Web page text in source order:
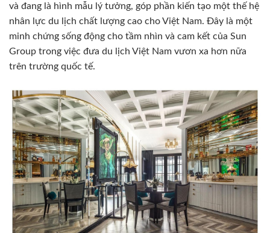
và đang là hình mẫu lý tưởng, góp phần kiến tạo một thế hệ
nhân lực du lịch chất lượng cao cho Việt Nam. Đây là một
minh chứng sống động cho tầm nhìn và cam kết của Sun
Group trong việc đưa du lịch Việt Nam vươn xa hơn nữa
trên trường quốc tế.